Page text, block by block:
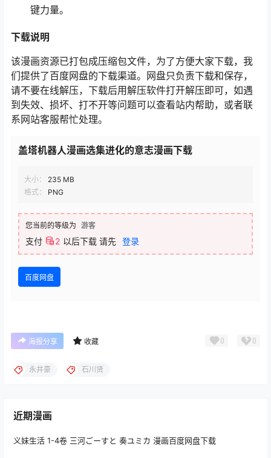
键力量。
下载说明
该漫画资源已打包成压缩包文件，为了方便大家下载，我
们提供了百度网盘的下载渠道。网盘只负责下载和保存，
请不要在线解压，下载后用解压软件打开解压即可，如遇
到失效、损坏、打不开等问题可以查看站内帮助，或者联
系网站客服帮忙处理。
盖塔机器人漫画选集进化的意志漫画下载
大小：
235 MB
格式：
PNG
您当前的等级为 游客
支付 2 以后下载 请先 登录
百度网盘
海报分享 收藏 0 0
永井豪 石川贤
近期漫画
义妹生活 1-4卷 三河ごーすと 奏ユミカ 漫画百度网盘下载